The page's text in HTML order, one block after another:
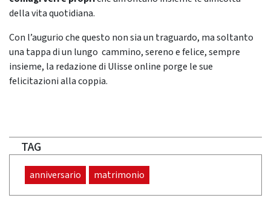
della vita quotidiana.
Con l’augurio che questo non sia un traguardo, ma soltanto
una tappa di un lungo cammino, sereno e felice, sempre
insieme, la redazione di Ulisse online porge le sue
felicitazioni alla coppia.
TAG
anniversario matrimonio